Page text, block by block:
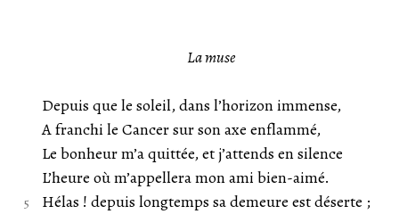
La muse
Depuis que le soleil, dans l’horizon immense,
A franchi le Cancer sur son axe enflammé,
Le bonheur m’a quittée, et j’attends en silence
L’heure où m’appellera mon ami bien-aimé.
Hélas ! depuis longtemps sa demeure est déserte ;